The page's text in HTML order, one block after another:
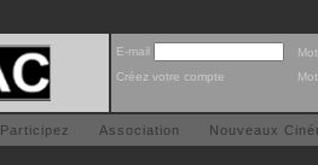
E-mail
Créez votre compte
Participez Association Nouveaux